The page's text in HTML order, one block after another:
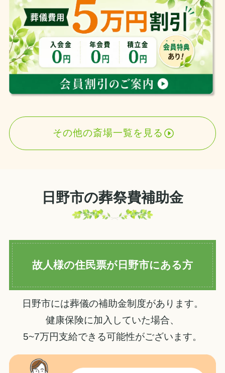
その他の斎場一覧を見る
日野市の葬祭費補助金
故人様の住民票が日野市にある方
日野市には葬儀の補助金制度があります。
健康保険に加入していた場合、
5~7万円支給できる可能性がございます。